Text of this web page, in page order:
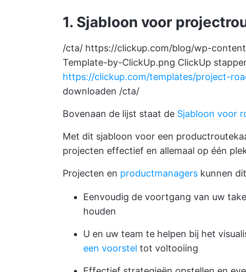
1. Sjabloon voor
/cta/ https://clickup.com/blog/wp-
Template-by-ClickUp.png ClickUp
https://clickup.com/templates/project-
downloaden /cta/
Bovenaan de lijst staat de Sjabloon voor
Met dit sjabloon voor een
projecten effectief en allemaal op één
Projecten en productmanagers kunnen
Eenvoudig de voortgang van uw
houden
U en uw team te helpen bij het
een voorstel tot voltooiing